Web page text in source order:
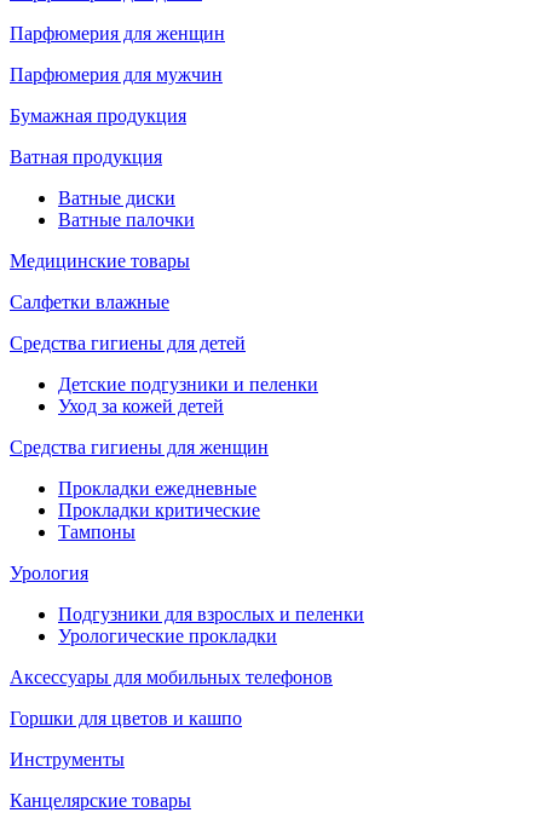
Парфюмерия для женщин
Парфюмерия для мужчин
Бумажная продукция
Ватная продукция
Ватные диски
Ватные палочки
Медицинские товары
Салфетки влажные
Средства гигиены для детей
Детские подгузники и пеленки
Уход за кожей детей
Средства гигиены для женщин
Прокладки ежедневные
Прокладки критические
Тампоны
Урология
Подгузники для взрослых и пеленки
Урологические прокладки
Аксессуары для мобильных телефонов
Горшки для цветов и кашпо
Инструменты
Канцелярские товары